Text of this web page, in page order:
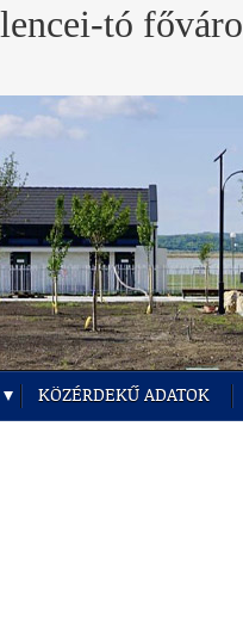
KÖZÉRDEKŰ ADATOK